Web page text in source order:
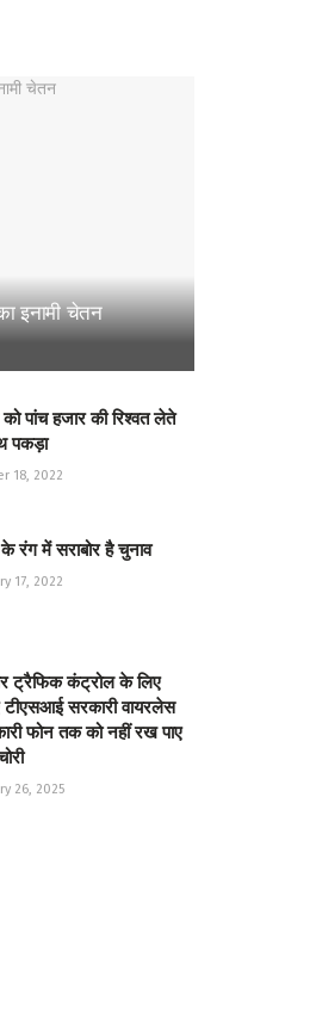
इनामी चेतन
पांच हजार की रिश्वत लेते
पकड़ा
18, 2022
के रंग में सराबोर है चुनाव
17, 2022
ट्रैफिक कंट्रोल के लिए
टीएसआई सरकारी वायरलेस
फोन तक को नहीं रख पाए
26, 2025